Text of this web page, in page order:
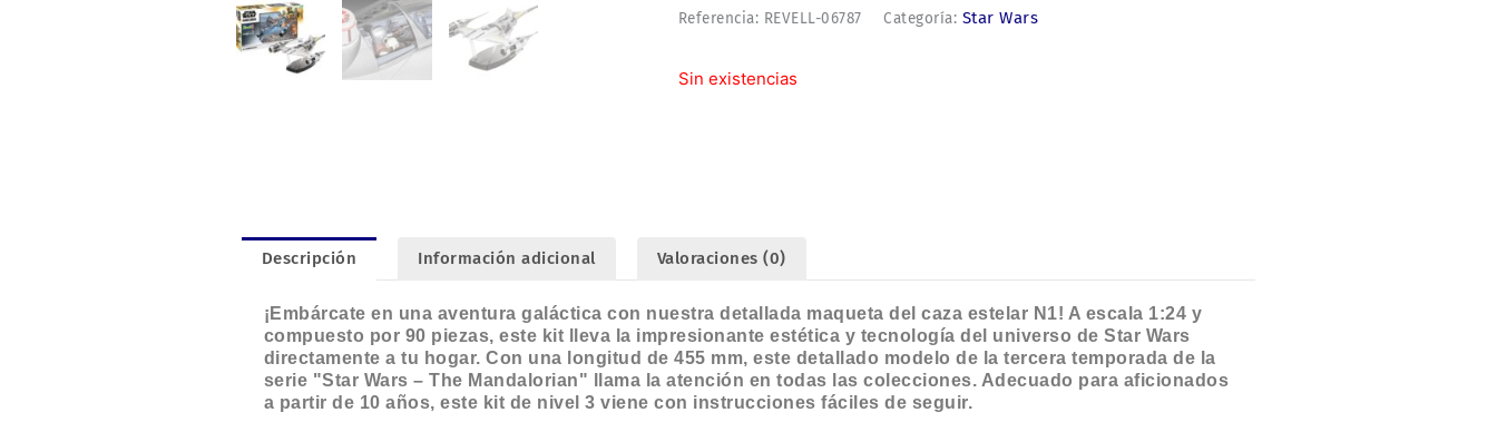
Referencia: REVELL-06787 Categoría: Star Wars
Sin existencias
Descripción Información adicional Valoraciones (0)
¡Embárcate en una aventura galáctica con nuestra detallada maqueta del caza estelar N1! A escala 1:24 y
compuesto por 90 piezas, este kit lleva la impresionante estética y tecnología del universo de Star Wars
directamente a tu hogar. Con una longitud de 455 mm, este detallado modelo de la tercera temporada de la
serie "Star Wars – The Mandalorian" llama la atención en todas las colecciones. Adecuado para aficionados
a partir de 10 años, este kit de nivel 3 viene con instrucciones fáciles de seguir.